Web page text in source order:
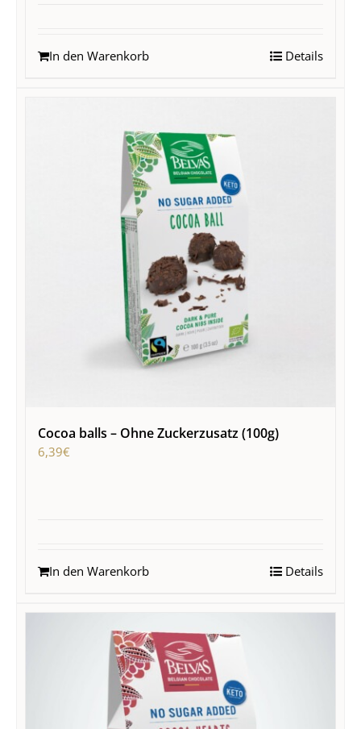
In den Warenkorb Details
Cocoa balls – Ohne Zuckerzusatz (100g)
6,39€
In den Warenkorb Details